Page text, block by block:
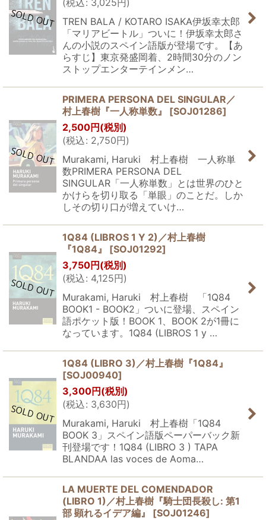
(税込: 3,025 円 )
TREN BALA / KOTARO ISAKA伊坂幸太郎
「マリアビートル」ついに！伊坂幸太郎さ
んの小説のスペイン語版が登場です。【あ
らすじ】東京発盛岡着、2時間30分のノン
ストップエンターテインメン…
PRIMERA PERSONA DEL SINGULAR／
村上春樹『一人称単数』
[SOJ01286]
2,500円 (税別)
(税込: 2,750円)
Murakami, Haruki 村上春樹 一人称単
数PRIMERA PERSONA DEL
SINGULAR「一人称単数」とは世界のひと
かけらを切り取る「単眼」のことだ。しか
しその切り口が増えていけ…
1Q84 (LIBROS 1 Y 2)／村上春樹
『1Q84』
[SOJ01292]
3,750円 (税別)
(税込: 4,125円)
Murakami, Haruki 村上春樹 「1Q84
BOOK1 - BOOK2」ついに登場、スペイン
語ポケット版！BOOK 1、BOOK 2が1冊に
なっています。1Q84 (LIBROS 1 y …
1Q84 (LIBRO 3)／村上春樹『1Q84』
[SOJ00940]
3,300円 (税別)
(税込: 3,630円)
Murakami, Haruki 村上春樹「1Q84
BOOK 3」スペイン語版ペーパーバック新
刊登場です！1Q84 (LIBRO 3 ) TAPA
BLANDAA las voces de Aoma…
LA MUERTE DEL COMENDADOR
(LIBRO 1)／村上春樹『騎士団長殺し: 第1
部 顕れるイデア編』
[SOJ01246]